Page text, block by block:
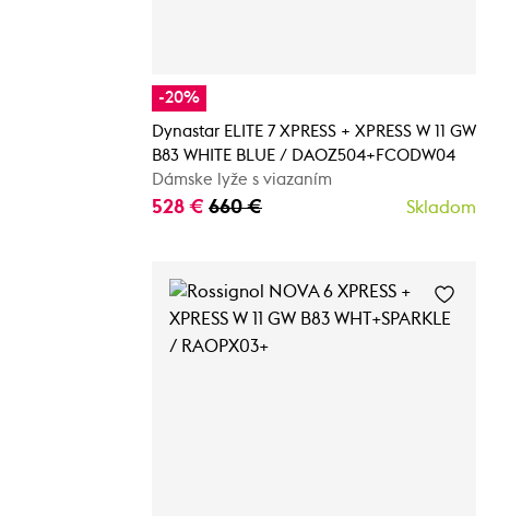
-20%
Dynastar ELITE 7 XPRESS + XPRESS W 11 GW
B83 WHITE BLUE / DAOZ504+FCODW04
Dámske lyže s viazaním
528 € 660 € Skladom